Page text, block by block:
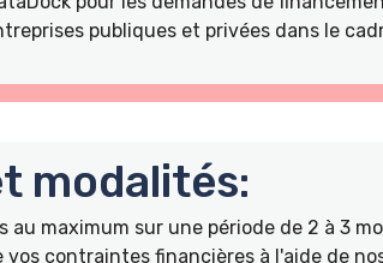
publiques et privées dans le
modalités:
au maximum sur une période de 2 à 3
contraintes financières à l'aide de nos